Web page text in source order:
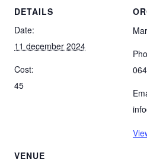
DETAILS
Date:
11 december 2024
Cost:
45
VENUE